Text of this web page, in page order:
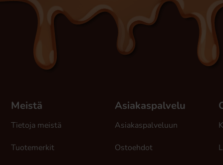
Meistä
Tietoja meistä
Tuotemerkit
Asiakaspalvelu
Asiakaspalveluun
Ostoehdot